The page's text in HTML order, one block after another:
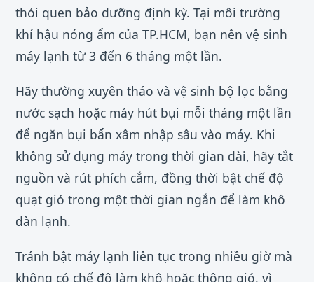
thói quen bảo dưỡng định kỳ. Tại môi trường
khí hậu nóng ẩm của TP.HCM, bạn nên vệ sinh
máy lạnh từ 3 đến 6 tháng một lần.
Hãy thường xuyên tháo và vệ sinh bộ lọc bằng
nước sạch hoặc máy hút bụi mỗi tháng một lần
để ngăn bụi bẩn xâm nhập sâu vào máy. Khi
không sử dụng máy trong thời gian dài, hãy tắt
nguồn và rút phích cắm, đồng thời bật chế độ
quạt gió trong một thời gian ngắn để làm khô
dàn lạnh.
Tránh bật máy lạnh liên tục trong nhiều giờ mà
không có chế độ làm khô hoặc thông gió, vì